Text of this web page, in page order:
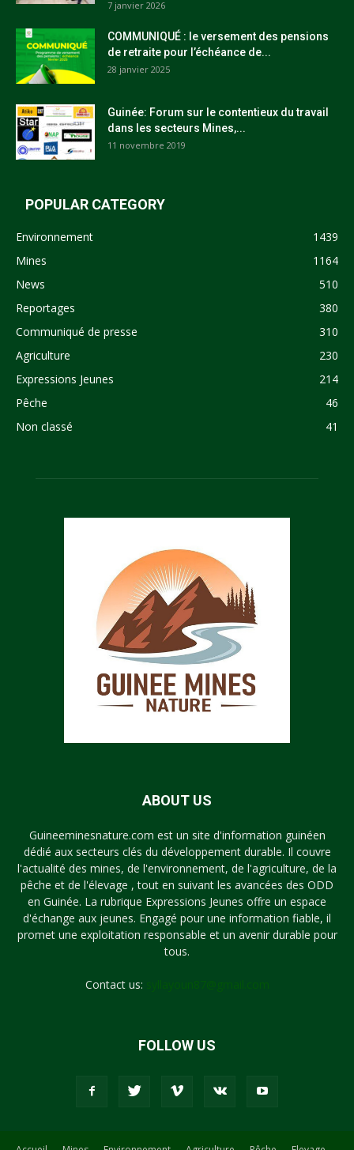
7 janvier 2026
COMMUNIQUÉ : le versement des pensions
de retraite pour l’échéance de...
28 janvier 2025
Guinée: Forum sur le contentieux du travail
dans les secteurs Mines,...
11 novembre 2019
POPULAR CATEGORY
Environnement
1439
Mines
1164
News
510
Reportages
380
Communiqué de presse
310
Agriculture
230
Expressions Jeunes
214
Pêche
46
Non classé
41
ABOUT US
Guineeminesnature.com est un site d'information guinéen
dédié aux secteurs clés du développement durable. Il couvre
l'actualité des mines, de l'environnement, de l'agriculture, de la
pêche et de l'élevage , tout en suivant les avancées des ODD
en Guinée. La rubrique Expressions Jeunes offre un espace
d'échange aux jeunes. Engagé pour une information fiable, il
promet une exploitation responsable et un avenir durable pour
tous.
Contact us:
FOLLOW US